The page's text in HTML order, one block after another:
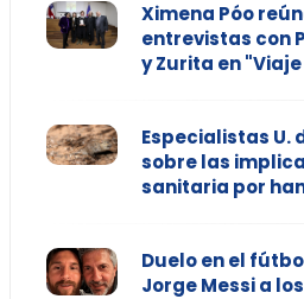
Ximena Póo
entrevistas con
y Zurita en
Especialistas U.
sobre las
sanitaria por
Duelo en el
Jorge Messi a